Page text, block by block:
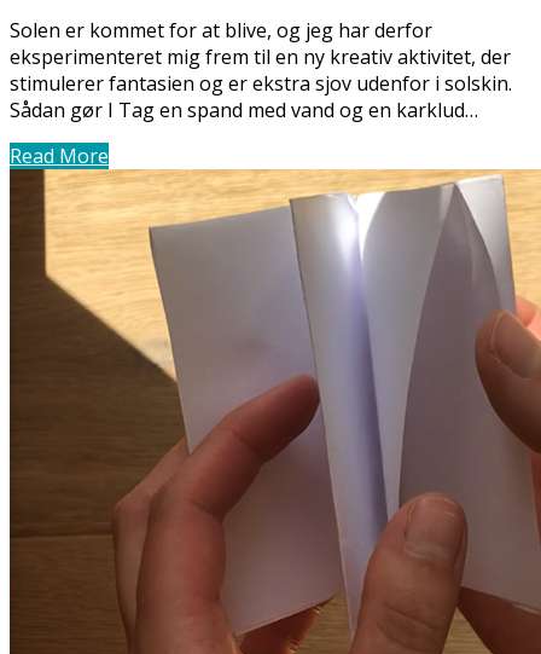
Solen er kommet for at blive, og jeg har derfor
eksperimenteret mig frem til en ny kreativ aktivitet, der
stimulerer fantasien og er ekstra sjov udenfor i solskin.
Sådan gør I Tag en spand med vand og en karklud…
Read More